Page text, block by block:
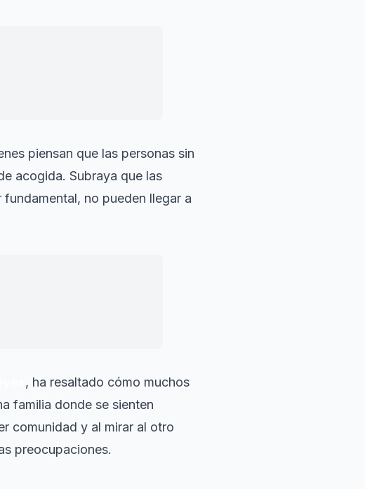
piensan que las personas sin
acogida. Subraya que las
no pueden llegar a
, ha resaltado cómo muchos
familia donde se sienten
comunidad y al mirar al otro
preocupaciones.